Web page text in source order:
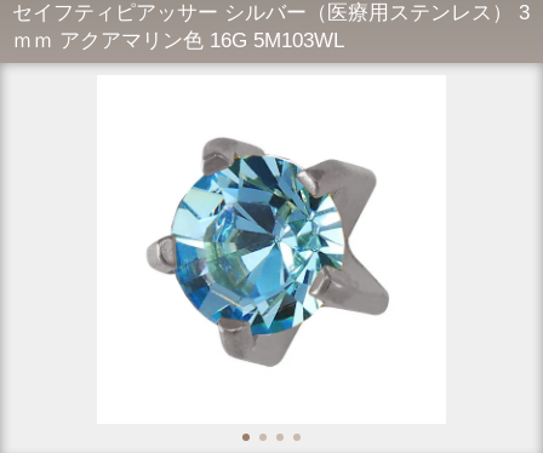
セイフティピアッサー シルバー（医療用ステンレス） 3
ｍｍ アクアマリン色 16G 5M103WL